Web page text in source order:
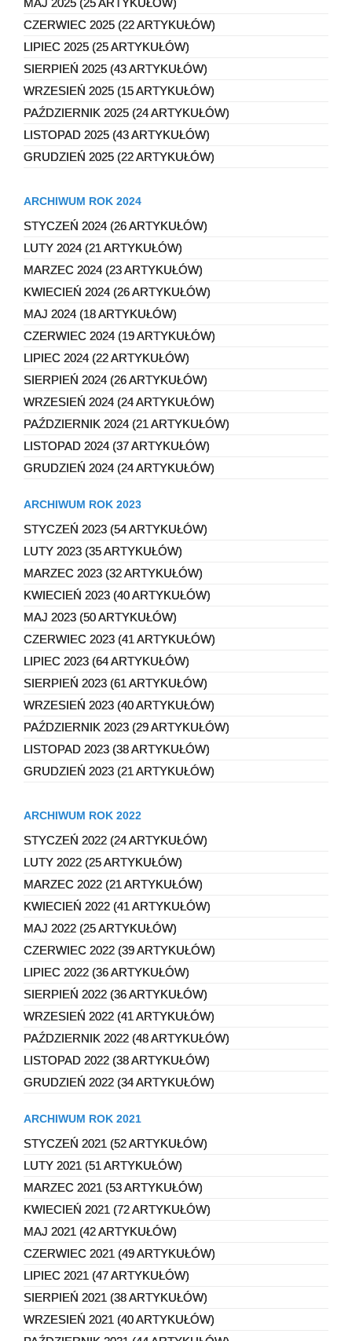
MAJ 2025 (25 ARTYKUŁÓW)
CZERWIEC 2025 (22 ARTYKUŁÓW)
LIPIEC 2025 (25 ARTYKUŁÓW)
SIERPIEŃ 2025 (43 ARTYKUŁÓW)
WRZESIEŃ 2025 (15 ARTYKUŁÓW)
PAŹDZIERNIK 2025 (24 ARTYKUŁÓW)
LISTOPAD 2025 (43 ARTYKUŁÓW)
GRUDZIEŃ 2025 (22 ARTYKUŁÓW)
ARCHIWUM ROK 2024
STYCZEŃ 2024 (26 ARTYKUŁÓW)
LUTY 2024 (21 ARTYKUŁÓW)
MARZEC 2024 (23 ARTYKUŁÓW)
KWIECIEŃ 2024 (26 ARTYKUŁÓW)
MAJ 2024 (18 ARTYKUŁÓW)
CZERWIEC 2024 (19 ARTYKUŁÓW)
LIPIEC 2024 (22 ARTYKUŁÓW)
SIERPIEŃ 2024 (26 ARTYKUŁÓW)
WRZESIEŃ 2024 (24 ARTYKUŁÓW)
PAŹDZIERNIK 2024 (21 ARTYKUŁÓW)
LISTOPAD 2024 (37 ARTYKUŁÓW)
GRUDZIEŃ 2024 (24 ARTYKUŁÓW)
ARCHIWUM ROK 2023
STYCZEŃ 2023 (54 ARTYKUŁÓW)
LUTY 2023 (35 ARTYKUŁÓW)
MARZEC 2023 (32 ARTYKUŁÓW)
KWIECIEŃ 2023 (40 ARTYKUŁÓW)
MAJ 2023 (50 ARTYKUŁÓW)
CZERWIEC 2023 (41 ARTYKUŁÓW)
LIPIEC 2023 (64 ARTYKUŁÓW)
SIERPIEŃ 2023 (61 ARTYKUŁÓW)
WRZESIEŃ 2023 (40 ARTYKUŁÓW)
PAŹDZIERNIK 2023 (29 ARTYKUŁÓW)
LISTOPAD 2023 (38 ARTYKUŁÓW)
GRUDZIEŃ 2023 (21 ARTYKUŁÓW)
ARCHIWUM ROK 2022
STYCZEŃ 2022 (24 ARTYKUŁÓW)
LUTY 2022 (25 ARTYKUŁÓW)
MARZEC 2022 (21 ARTYKUŁÓW)
KWIECIEŃ 2022 (41 ARTYKUŁÓW)
MAJ 2022 (25 ARTYKUŁÓW)
CZERWIEC 2022 (39 ARTYKUŁÓW)
LIPIEC 2022 (36 ARTYKUŁÓW)
SIERPIEŃ 2022 (36 ARTYKUŁÓW)
WRZESIEŃ 2022 (41 ARTYKUŁÓW)
PAŹDZIERNIK 2022 (48 ARTYKUŁÓW)
LISTOPAD 2022 (38 ARTYKUŁÓW)
GRUDZIEŃ 2022 (34 ARTYKUŁÓW)
ARCHIWUM ROK 2021
STYCZEŃ 2021 (52 ARTYKUŁÓW)
LUTY 2021 (51 ARTYKUŁÓW)
MARZEC 2021 (53 ARTYKUŁÓW)
KWIECIEŃ 2021 (72 ARTYKUŁÓW)
MAJ 2021 (42 ARTYKUŁÓW)
CZERWIEC 2021 (49 ARTYKUŁÓW)
LIPIEC 2021 (47 ARTYKUŁÓW)
SIERPIEŃ 2021 (38 ARTYKUŁÓW)
WRZESIEŃ 2021 (40 ARTYKUŁÓW)